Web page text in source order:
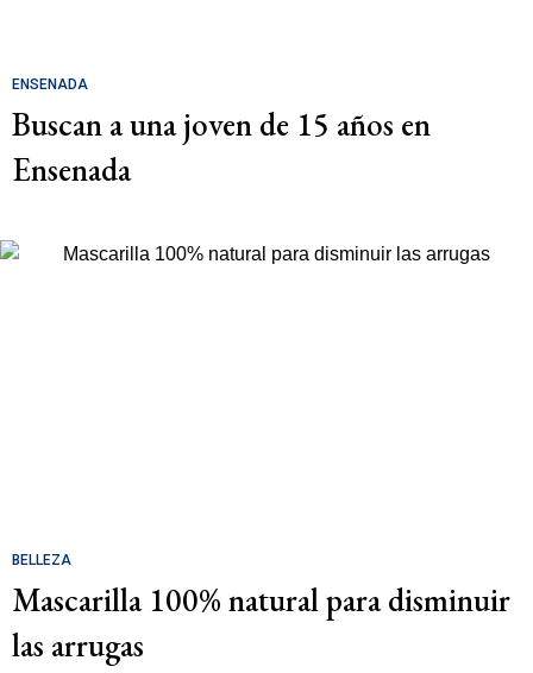
ENSENADA
Buscan a una joven de 15 años en
Ensenada
BELLEZA
Mascarilla 100% natural para disminuir
las arrugas